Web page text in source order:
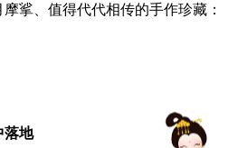
挲、值得代代相传的手作珍藏：
落地